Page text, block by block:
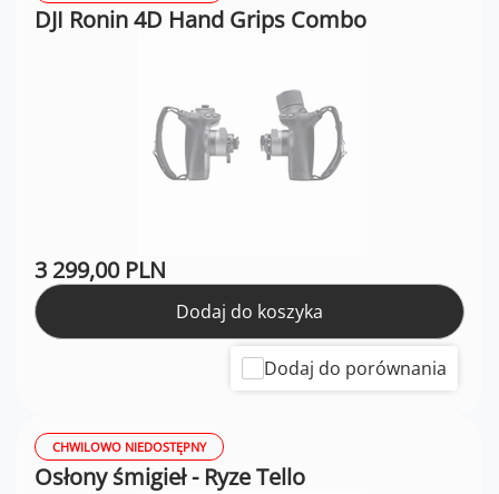
DJI Ronin 4D Hand Grips Combo
3 299,00 PLN
Dodaj do koszyka
Dodaj do porównania
CHWILOWO NIEDOSTĘPNY
Osłony śmigieł - Ryze Tello